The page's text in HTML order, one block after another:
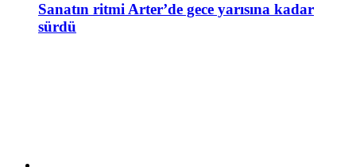
Sanatın ritmi Arter’de gece yarısına kadar
sürdü